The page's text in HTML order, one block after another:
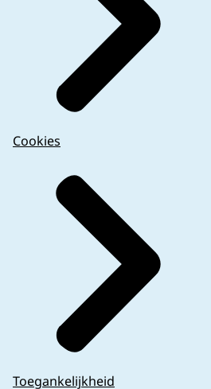
Cookies
Toegankelijkheid